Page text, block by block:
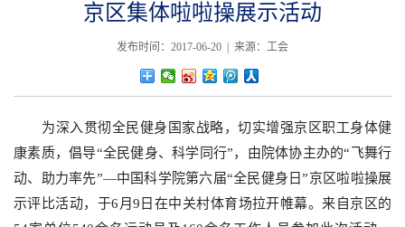
京区集体啦啦操展示活动
发布时间：2017-06-20 | 来源：工会
为深入贯彻全民健身国家战略，切实增强京区职工身体健
康素质，倡导“全民健身、科学同行”，由院体协主办的“飞舞行
动、助力率先”—中国科学院第六届“全民健身日”京区啦啦操展
示评比活动，于6 月9 日在中关村体育场拉开帷幕。来自京区的